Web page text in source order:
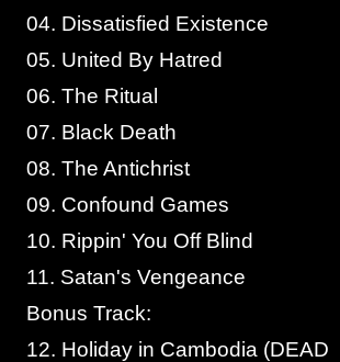
04. Dissatisfied Existence
05. United By Hatred
06. The Ritual
07. Black Death
08. The Antichrist
09. Confound Games
10. Rippin' You Off Blind
11. Satan's Vengeance
Bonus Track:
12. Holiday in Cambodia (DEAD